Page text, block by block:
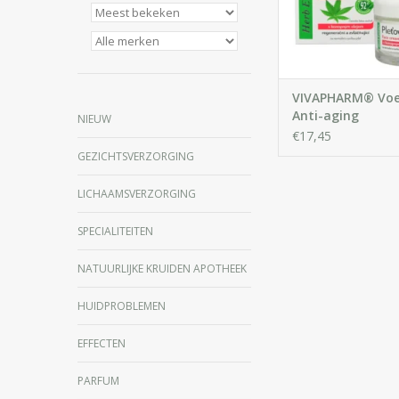
NIEUW
GEZICHTSVERZORGING
LICHAAMSVERZORGING
SPECIALITEITEN
NATUURLIJKE KRUIDEN APOTHEEK
HUIDPROBLEMEN
EFFECTEN
PARFUM
vertraagt
VIVAPHARM®
Anti-aging
Gezichtscrème
€17,45